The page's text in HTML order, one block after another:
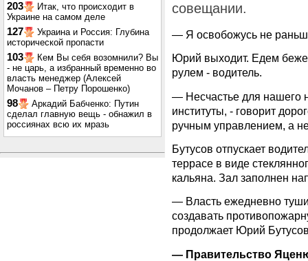
203
Итак, что происходит в
Украине на самом деле
127
Украина и Россия: Глубина
исторической пропасти
103
Кем Вы себя возомнили? Вы
- не царь, а избранный временно во
власть менеджер (Алексей
Мочанов – Петру Порошенко)
98
Аркадий Бабченко: Путин
сделал главную вещь - обнажил в
россиянах всю их мразь
совещании.
— Я освобожусь не
Юрий выходит. Едем
рулем - водитель.
— Несчастье для нашего
институты, - говорит
ручным управлением, а
Бутусов отпускает
террасе в виде
кальяна. Зал заполнен
— Власть ежедневно
создавать
продолжает Юрий
— Правительство